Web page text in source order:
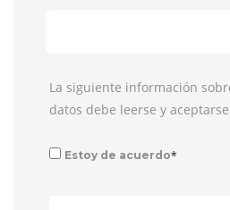
La siguiente información
datos debe leerse y
Estoy de acuerdo*